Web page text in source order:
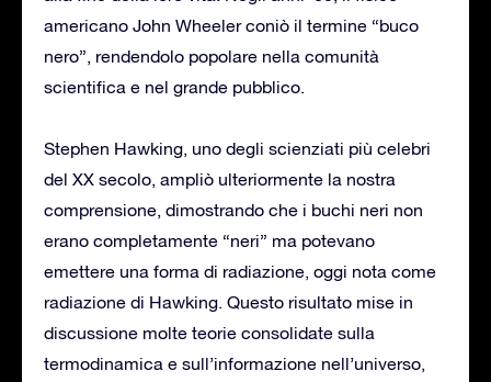
americano John Wheeler coniò il termine “buco
nero”, rendendolo popolare nella comunità
scientifica e nel grande pubblico.
Stephen Hawking, uno degli scienziati più celebri
del XX secolo, ampliò ulteriormente la nostra
comprensione, dimostrando che i buchi neri non
erano completamente “neri” ma potevano
emettere una forma di radiazione, oggi nota come
radiazione di Hawking. Questo risultato mise in
discussione molte teorie consolidate sulla
termodinamica e sull’informazione nell’universo,